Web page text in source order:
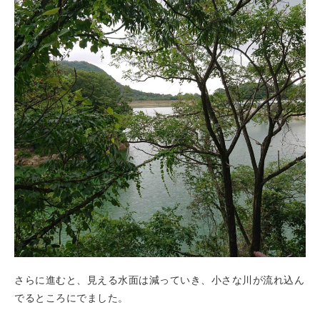
さらに進むと、見える水面は減っていき、小さな川が流れ込ん
でるところにでました。